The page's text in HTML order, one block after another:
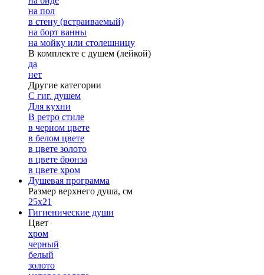
на пол
в стену (встраиваемый)
на борт ванны
на мойку или столешницу
В комплекте с душем (лейкой)
да
нет
Другие категории
С гиг. душем
Для кухни
В ретро стиле
в черном цвете
в белом цвете
в цвете золото
в цвете бронза
в цвете хром
Душевая программа
Размер верхнего душа, см
25х21
Гигиенические души
Цвет
хром
черный
белый
золото